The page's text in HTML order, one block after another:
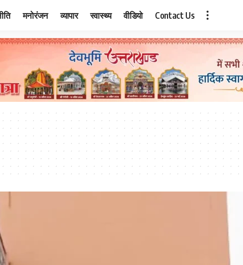
मनोरंजन व्यापार स्वास्थ्य वीडियो Contact Us